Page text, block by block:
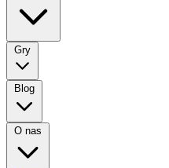
Gry
Blog
O nas